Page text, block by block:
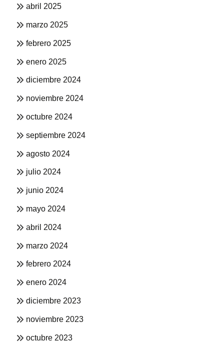
abril 2025
marzo 2025
febrero 2025
enero 2025
diciembre 2024
noviembre 2024
octubre 2024
septiembre 2024
agosto 2024
julio 2024
junio 2024
mayo 2024
abril 2024
marzo 2024
febrero 2024
enero 2024
diciembre 2023
noviembre 2023
octubre 2023